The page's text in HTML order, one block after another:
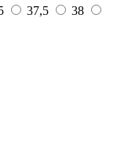
37,5
38